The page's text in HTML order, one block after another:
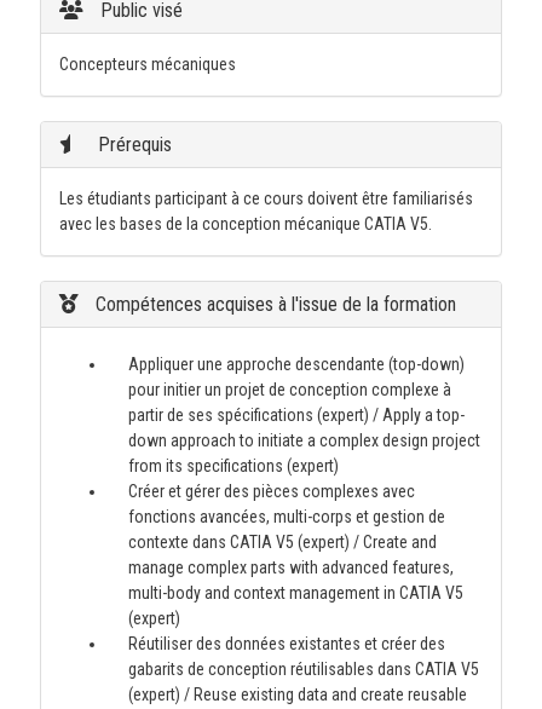
Public visé
Concepteurs mécaniques
Prérequis
Les étudiants participant à ce cours doivent être familiarisés
avec les bases de la conception mécanique CATIA V5.
Compétences acquises à l'issue de la formation
Appliquer une approche descendante (top-down)
pour initier un projet de conception complexe à
partir de ses spécifications (expert) / Apply a top-
down approach to initiate a complex design project
from its specifications (expert)
Créer et gérer des pièces complexes avec
fonctions avancées, multi-corps et gestion de
contexte dans CATIA V5 (expert) / Create and
manage complex parts with advanced features,
multi-body and context management in CATIA V5
(expert)
Réutiliser des données existantes et créer des
gabarits de conception réutilisables dans CATIA V5
(expert) / Reuse existing data and create reusable